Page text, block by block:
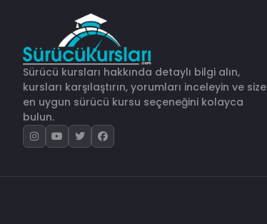
Sürücü kursları hakkında detaylı bilgi alın,
kursları karşılaştırın, yorumları inceleyin ve size
en uygun sürücü kursu seçeneğini kolayca
bulun.